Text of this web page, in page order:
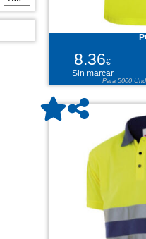
8.36€
Sin marcar
Para 5000